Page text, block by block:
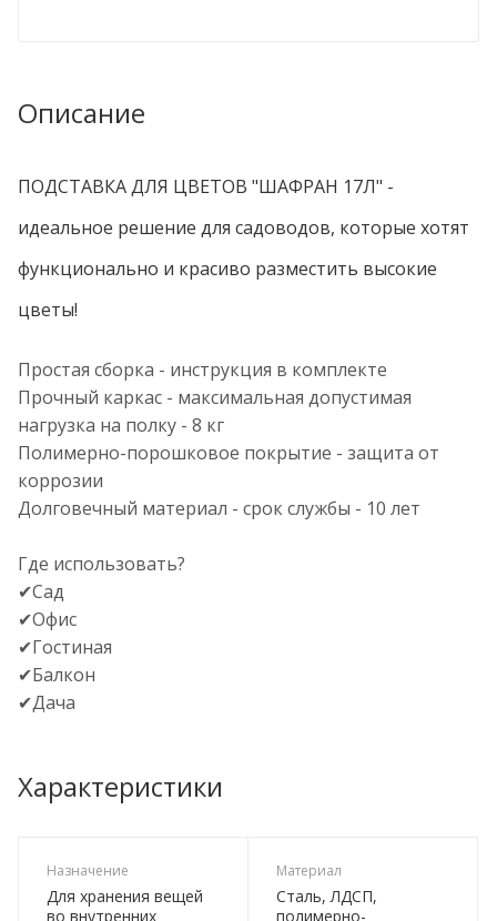
Описание
ПОДСТАВКА ДЛЯ ЦВЕТОВ "ШАФРАН 17Л" -
идеальное решение для садоводов, которые хотят
функционально и красиво разместить высокие
цветы!
Простая сборка - инструкция в комплекте
Прочный каркас - максимальная допустимая
нагрузка на полку - 8 кг
Полимерно-порошковое покрытие - защита от
коррозии
Долговечный материал - срок службы - 10 лет
Где использовать?
✔Сад
✔Офис
✔Гостиная
✔Балкон
✔Дача
Характеристики
Назначение
Для хранения вещей
во внутренних
Материал
Сталь, ЛДСП,
полимерно-